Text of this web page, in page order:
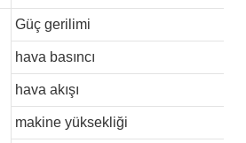
Güç gerilimi
hava basıncı
hava akışı
makine yüksekliği